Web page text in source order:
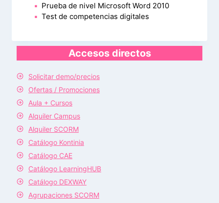
Prueba de nivel Microsoft Word 2010
Test de competencias digitales
Accesos directos
Solicitar demo/precios
Ofertas / Promociones
Aula + Cursos
Alquiler Campus
Alquiler SCORM
Catálogo Kontinia
Catálogo CAE
Catálogo LearningHUB
Catálogo DEXWAY
Agrupaciones SCORM